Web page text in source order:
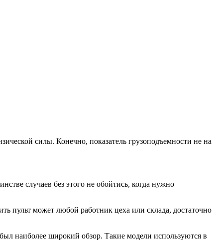
силы. Конечно, показатель грузоподъемности не на
случаев без этого не обойтись, когда нужно
пульт может любой работник цеха или склада, достаточно
наиболее широкий обзор. Такие модели используются в